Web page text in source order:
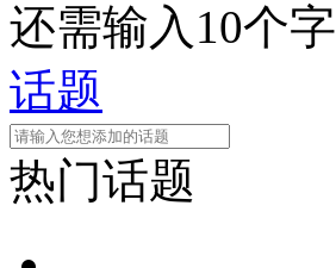
还需输入10个字
话题
热门话题